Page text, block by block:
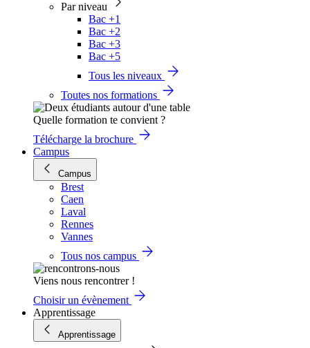
Par niveau
Bac +1
Bac +2
Bac +3
Bac +5
Tous les niveaux
Toutes nos formations
Quelle formation te convient ?
Télécharge la brochure
Campus
Campus
Brest
Caen
Laval
Rennes
Vannes
Tous nos campus
Viens nous rencontrer !
Choisir un évènement
Apprentissage
Apprentissage